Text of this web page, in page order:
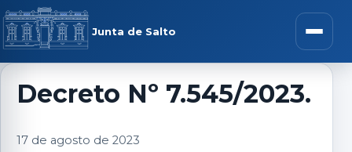
Saltar al contenido
Junta de Salto Abrir
menú
Decreto Nº 7.545/2023.
17 de agosto de 2023